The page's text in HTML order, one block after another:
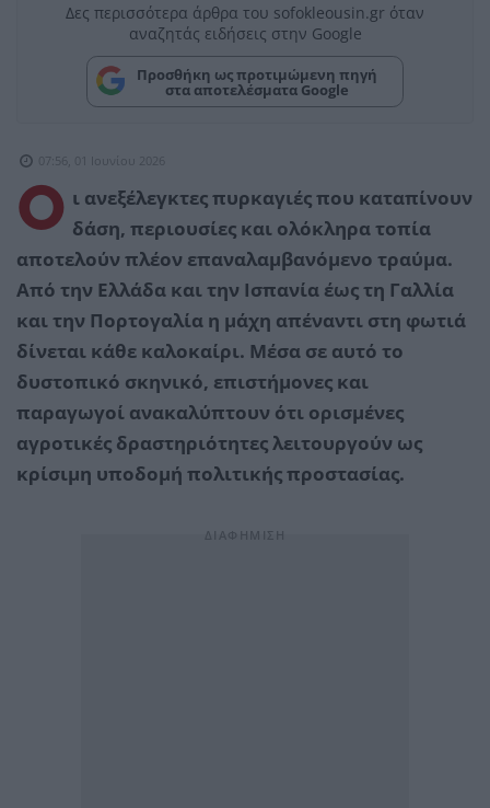
Δες περισσότερα άρθρα του sofokleousin.gr όταν
αναζητάς ειδήσεις στην Google
Προσθήκη ως προτιμώμενη πηγή
στα αποτελέσματα Google
07:56, 01 Ιουνίου 2026
Ο ι ανεξέλεγκτες πυρκαγιές που καταπίνουν
δάση, περιουσίες και ολόκληρα τοπία
αποτελούν πλέον επαναλαμβανόμενο τραύμα.
Από την Ελλάδα και την Ισπανία έως τη Γαλλία
και την Πορτογαλία η μάχη απέναντι στη φωτιά
δίνεται κάθε καλοκαίρι. Μέσα σε αυτό το
δυστοπικό σκηνικό, επιστήμονες και
παραγωγοί ανακαλύπτουν ότι ορισμένες
αγροτικές δραστηριότητες λειτουργούν ως
κρίσιμη υποδομή πολιτικής προστασίας.